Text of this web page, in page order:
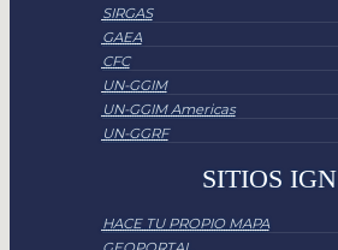
SIRGAS
GAEA
CFC
UN-GGIM
UN-GGIM Americas
UN-GGRF
SITIOS IGN
HACE TU PROPIO MAPA